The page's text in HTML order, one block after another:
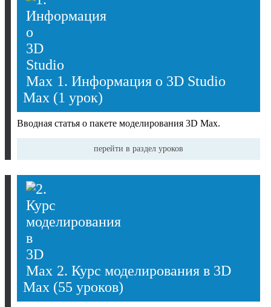
1. Информация о 3D Studio
Max (1 урок)
Вводная статья о пакете моделирования 3D Max.
перейти в раздел уроков
2. Курс моделирования в 3D
Max (55 уроков)